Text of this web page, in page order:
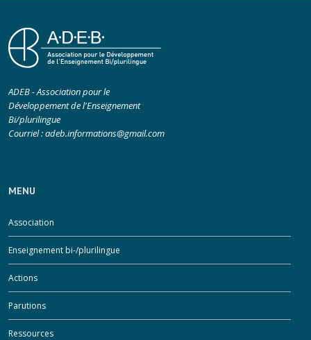
ADEB - Association pour le
Développement de l'Enseignement
Bi/plurilingue
Courriel :adeb.informations@gmail.com
MENU
Association
Enseignement bi-/plurilingue
Actions
Parutions
Ressources